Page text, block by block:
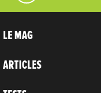
LE MAG
ARTICLES